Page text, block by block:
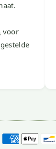
voor